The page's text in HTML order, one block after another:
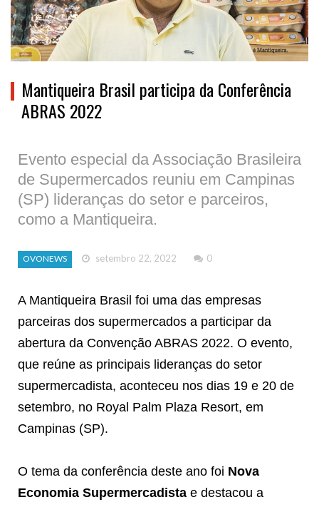
Mantiqueira Brasil participa da Conferência
ABRAS 2022
Evento especial da Associação Brasileira
de Supermercados reuniu em Campinas
(SP) lideranças do setor e parceiros,
como a Mantiqueira.
OVONEWS setembro 22, 2022 0
A Mantiqueira Brasil foi uma das empresas
parceiras dos supermercados a participar da
abertura da Convenção ABRAS 2022. O evento,
que reúne as principais lideranças do setor
supermercadista, aconteceu nos dias 19 e 20 de
setembro, no Royal Palm Plaza Resort, em
Campinas (SP).
O tema da conferência deste ano foi Nova
Economia Supermercadista e destacou a